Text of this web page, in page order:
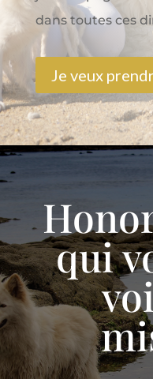
dans toutes ces
Je veux
qui